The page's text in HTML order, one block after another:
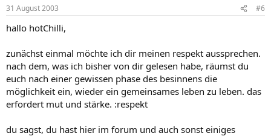
31 August 2003 #6
hallo hotChilli,
zunächst einmal möchte ich dir meinen respekt aussprechen.
nach dem, was ich bisher von dir gelesen habe, räumst du
euch nach einer gewissen phase des besinnens die
möglichkeit ein, wieder ein gemeinsames leben zu leben. das
erfordert mut und stärke. :respekt
du sagst, du hast hier im forum und auch sonst einiges